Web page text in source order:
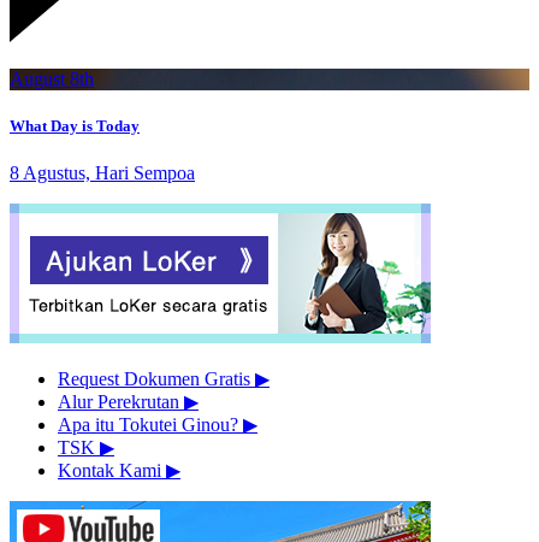
August 8th
What Day is Today
8 Agustus, Hari Sempoa
Request Dokumen Gratis ▶︎
Alur Perekrutan ▶︎
Apa itu Tokutei Ginou? ▶︎
TSK ▶︎
Kontak Kami ▶︎